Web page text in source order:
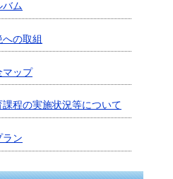
バム
の取組
マップ
程の実施状況等について
ラン